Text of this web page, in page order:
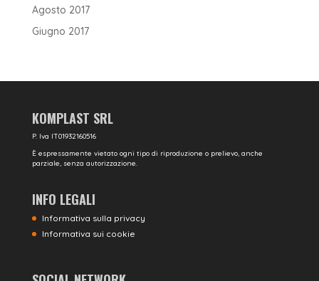
Agosto 2017
Giugno 2017
KOMPLAST SRL
P. Iva IT01932160516
È espressamente vietato ogni tipo di riproduzione o prelievo, anche
parziale, senza autorizzazione.
INFO LEGALI
Informativa sulla privacy
Informativa sui cookie